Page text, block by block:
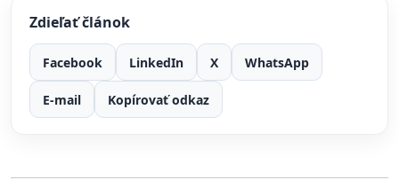
Zdieľať článok
Facebook LinkedIn X WhatsApp
E-mail Kopírovať odkaz